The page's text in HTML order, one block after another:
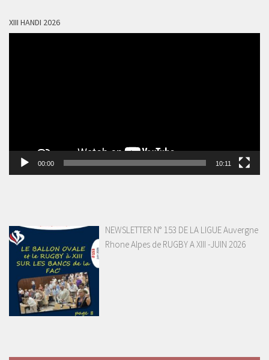
XIII HANDI 2026
00:00 10:11
NEWSLETTER N° 153 DE LA LIGUE Auvergne
Rhone Alpes de RUGBY A XIII -JUIN 2026